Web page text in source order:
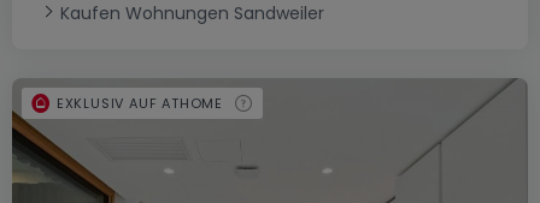
Kaufen Wohnungen Sandweiler
EXKLUSIV AUF ATHOME